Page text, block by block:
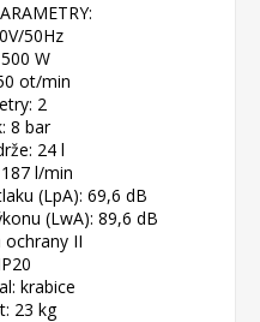
50Hz
W
ot/min
2
8 bar
24 l
l/min
(LpA): 69,6 dB
(LwA): 89,6 dB
ochrany II
krabice
23 kg